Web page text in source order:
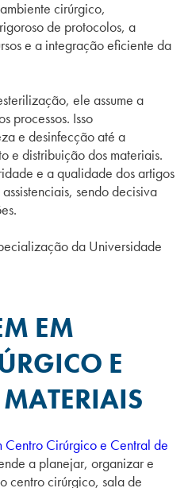
cirúrgico,
de protocolos, a
e a integração eficiente da
ele assume a
processos. Isso
e desinfecção até a
e distribuição dos materiais.
e a qualidade dos artigos
sendo decisiva
da Universidade
EM
E
Centro Cirúrgico e Central de
a planejar, organizar e
centro cirúrgico, sala de